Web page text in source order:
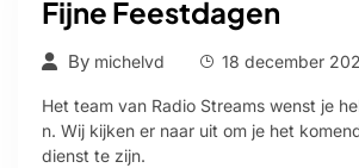
Fijne Feestdagen
By michelvd 18 december
Het team van Radio Streams wenst je
n. Wij kijken er naar uit om je het
dienst te zijn.